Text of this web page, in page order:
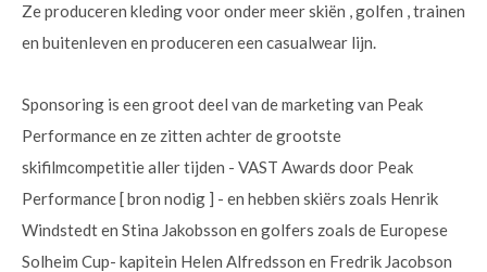
Ze produceren kleding voor onder meer skiën , golfen , trainen
en buitenleven en produceren een casualwear lijn.
Sponsoring is een groot deel van de marketing van Peak
Performance en ze zitten achter de grootste
skifilmcompetitie aller tijden - VAST Awards door Peak
Performance [ bron nodig ] - en hebben skiërs zoals Henrik
Windstedt en Stina Jakobsson en golfers zoals de Europese
Solheim Cup- kapitein Helen Alfredsson en Fredrik Jacobson